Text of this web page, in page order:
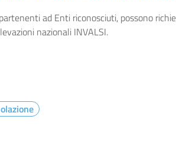
ad Enti riconosciuti, possono
nazionali INVALSI.